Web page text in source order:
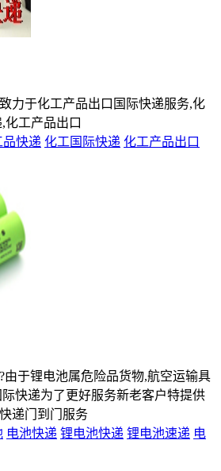
力于化工产品出口国际快递服务,化
化工产品出口
品快递 化工国际快递 化工产品出口
由于锂电池属危险品货物,航空运输具
快递为了更好服务新老客户特提供
递门到门服务
电池快递 锂电池快递 锂电池速递 电